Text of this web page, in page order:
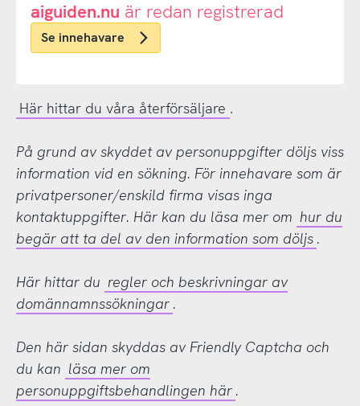
eller
.nu-
domän
aiguiden.nu är redan registrerad
Se innehavare
Här hittar du våra återförsäljare .
På grund av skyddet av personuppgifter döljs viss
information vid en sökning. För innehavare som är
privatpersoner/enskild firma visas inga
kontaktuppgifter. Här kan du läsa mer om hur du
begär att ta del av den information som döljs .
Här hittar du regler och beskrivningar av
domännamnssökningar .
Den här sidan skyddas av Friendly Captcha och
du kan läsa mer om
personuppgiftsbehandlingen här .